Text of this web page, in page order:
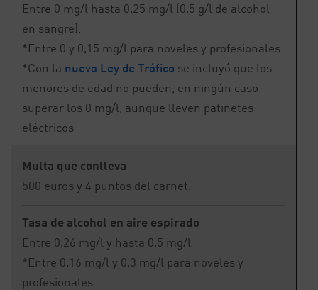
Entre 0 mg/l hasta 0,25 mg/l (0,5 g/l de alcohol
en sangre).
*Entre 0 y 0,15 mg/l para noveles y profesionales
*Con la nueva Ley de Tráfico se incluyó que los
menores de edad no pueden, en ningún caso
superar los 0 mg/l, aunque lleven patinetes
eléctricos
Multa que conlleva
500 euros y 4 puntos del carnet.
Tasa de alcohol en aire espirado
Entre 0,26 mg/l y hasta 0,5 mg/l
*Entre 0,16 mg/l y 0,3 mg/l para noveles y
profesionales